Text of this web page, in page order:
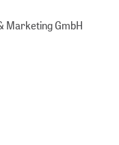
Marketing GmbH